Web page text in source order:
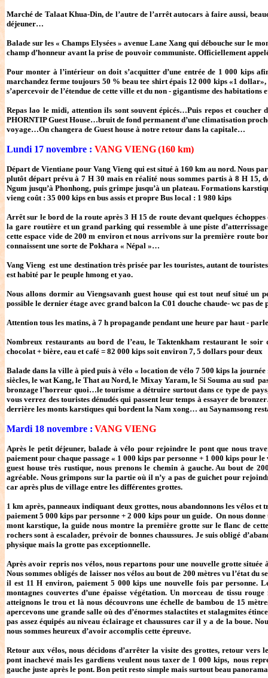
Marché de Talaat Khua-Din, de l’autre de l’arrêt autocars à faire aussi,
déjeuner…
Balade sur les « Champs Elysées » avenue Lane Xang qui débouche sur le
champ d’honneur avant la prise de pouvoir communiste. Officiellement
Pour monter à l’intérieur on doit s’acquitter d’une entrée de 1 000 kips
marchandez ferme toujours 50 % beau tee shirt épais 12 000 kips «1
s’apercevoir de l’étendue de cette ville et du non - gigantisme des
Repas lao le midi, attention ils sont souvent épicés…Puis repos et
PHORNTIP Guest House…bruit de fond permanent d’une climatisation
voyage…On changera de Guest house à notre retour dans la capitale…
Lundi 17 novembre : VANG VIENG(160 km)
Départ de Vientiane pour Vang Vieng qui est situé à 160 km au nord. Nous
plutôt départ prévu à 7 H 30 mais en réalité nous sommes partis à 8 H
Ngum jusqu’à Phonhong, puis grimpe jusqu’à un plateau. Formations
vieng coût : 35 000 kips en bus assis et propre Bus local : 1 980 kips
Arrêt sur le bord de la route après 3 H 15 de route devant quelques
la gare routière et un grand parking qui ressemble à une piste
cette espace vide de 200 m environ et nous arrivons sur la première route
connaissent une sorte de Pokhara « Népal »…
Vang Vieng est une destination très prisée par les touristes, autant de
est habité par le peuple hmong et yao.
Nous allons dormir au Viengsavanh guest house qui est tout neuf situé
possible le dernier étage avec grand balcon la C01 douche chaude- wc pas
Attention tous les matins, à 7 h propagande pendant une heure par haut -
Nombreux restaurants au bord de l’eau, le Taktenkham restaurant le
chocolat + bière, eau et café = 82 000 kips soit environ 7, 5 dollars pour deux
Balade dans la ville à pied puis à vélo « location de vélo 7 500 kips la
siècles, le wat Kang, le That au Nord, le Mixay Yaram, le Si Souma au sud
bronzage l’horreur quoi…le tourisme a détruire surtout dans ce type de
vous verrez des touristes dénudés qui passent leur temps à essayer de
derrière les monts karstiques qui bordent la Nam xong… au Saynamsong
Mardi 18 novembre : VANG VIENG
Après le petit déjeuner, balade à vélo pour rejoindre le pont que nous
paiement pour chaque passage « 1 000 kips par personne + 1 000 kips pour
guest house très rustique, nous prenons le chemin à gauche. Au bout de
agréable. Nous grimpons sur la partie où il n’y a pas de guichet pour
car après plus de village entre les différentes grottes.
1 km après, panneaux indiquant deux grottes, nous abandonnons les vélos
paiement 5 000 kips par personne + 2 000 kips pour un guide. On nous
mont karstique, la guide nous montre la première grotte sur le flanc de
rochers sont à escalader, prévoir de bonnes chaussures. Je suis obligé
physique mais la grotte pas exceptionnelle.
Après avoir repris nos vélos, nous repartons pour une nouvelle grotte
Nous sommes obligés de laisser nos vélos au bout de 200 mètres vu l’état
il est 11 H environ, paiement 5 000 kips une nouvelle fois par personne.
montagnes couvertes d’une épaisse végétation. Un morceau de tissu
atteignons le trou et là nous découvrons une échelle de bambou de 15
apercevons une grande salle où des d’énormes stalactites et stalagmites
pas assez équipés au niveau éclairage et chaussures car il y a de la boue.
nous sommes heureux d’avoir accomplis cette épreuve.
Retour aux vélos, nous décidons d’arrêter la visite des grottes, retour vers
pont inachevé mais les gardiens veulent nous taxer de 1 000 kips, nous
gauche juste après le pont. Bon petit resto simple mais surtout beau